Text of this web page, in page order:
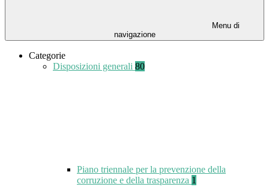
Menu di
navigazione
Categorie
Disposizioni generali 80
Piano triennale per la prevenzione della
corruzione e della trasparenza 1